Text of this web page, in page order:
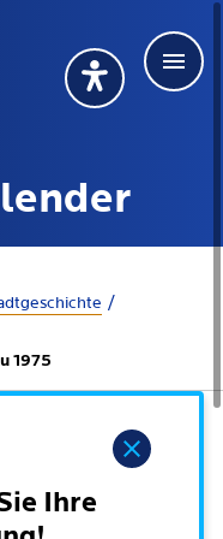
Übersetzung
Deutsch
1975
Ihre
sich in Google